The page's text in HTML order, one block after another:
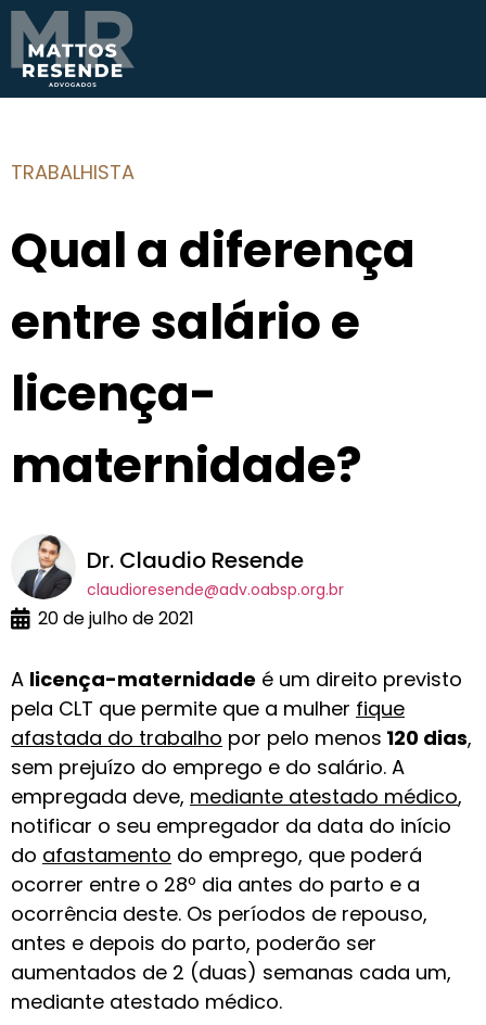
TRABALHISTA
Qual a diferença
entre salário e
licença-
maternidade?
Dr. Claudio Resende
claudioresende@adv.oabsp.org.br
20 de julho de 2021
A licença-maternidade é um direito previsto
pela CLT que permite que a mulher fique
afastada do trabalho por pelo menos 120 dias,
sem prejuízo do emprego e do salário. A
empregada deve, mediante atestado médico,
notificar o seu empregador da data do início
do afastamento do emprego, que poderá
ocorrer entre o 28º dia antes do parto e a
ocorrência deste. Os períodos de repouso,
antes e depois do parto, poderão ser
aumentados de 2 (duas) semanas cada um,
mediante atestado médico.